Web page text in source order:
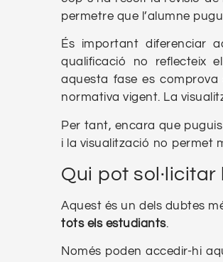
permetre que l’alumne
És important diferenciar
qualificació no reflecteix
aquesta fase es
normativa vigent. La
Per tant, encara que
i la visualització no permet
Qui pot
Aquest és un dels dubtes
tots els estudiants.
Només poden accedir-hi